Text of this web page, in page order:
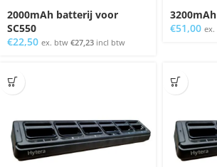
2000mAh batterij voor
SC550
€22,50 ex. btw €27,23 incl btw
€51,00